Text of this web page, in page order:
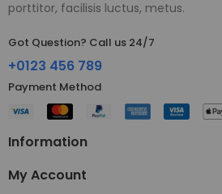
porttitor, facilisis luctus, metus.
Got Question? Call us 24/7
+0123 456 789
Payment Method​
Information
My Account